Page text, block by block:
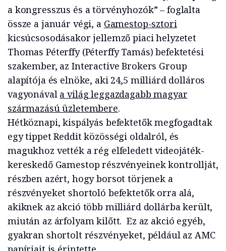
a kongresszus és a törvényhozók” – foglalta
össze a január végi, a Gamestop-sztori
kicsúcsosodásakor jellemző piaci helyzetet
Thomas Péterffy (Péterffy Tamás) befektetési
szakember, az Interactive Brokers Group
alapítója és elnöke, aki 24,5 milliárd dolláros
vagyonával a világ leggazdagabb magyar
származású üzletembere.
Hétköznapi, kispályás befektetők megfogadtak
egy tippet Reddit közösségi oldalról, és
magukhoz vették a rég elfeledett videojáték-
kereskedő Gamestop részvényeinek kontrollját,
részben azért, hogy borsot törjenek a
részvényeket shortoló befektetők orra alá,
akiknek az akció több milliárd dollárba került,
miután az árfolyam kilőtt. Ez az akció egyéb,
gyakran shortolt részvényeket, például az AMC